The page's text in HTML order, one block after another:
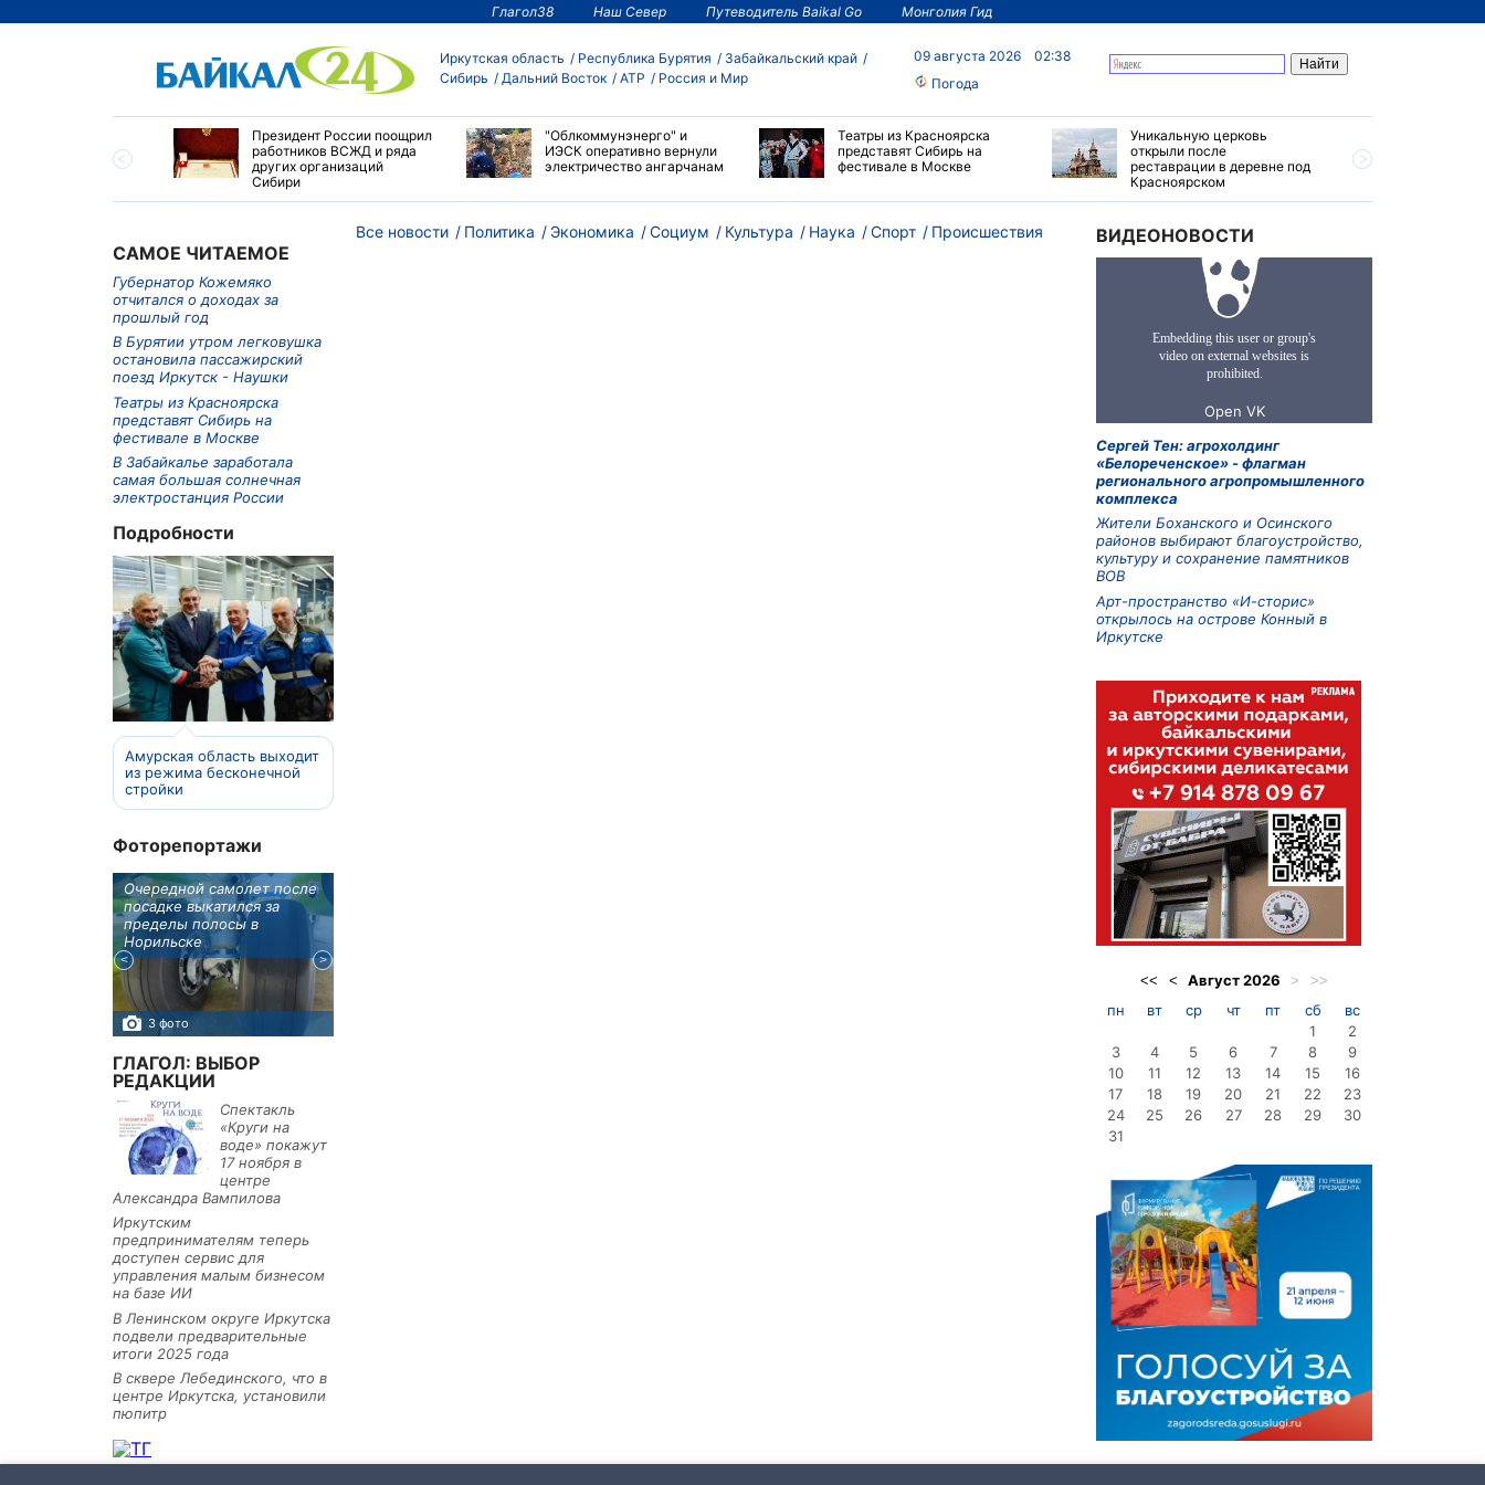
Глагол38 Наш Север Путеводитель Baikal Go Монголия Гид
Иркутская область Республика Бурятия
Забайкальский край
Сибирь
Дальний Восток АТР Россия и Мир
09 августа 2026
02:38
Погода
Президент России поощрил
работников ВСЖД и ряда
других организаций
Сибири
"Облкоммунэнерго" и
ИЭСК оперативно вернули
электричество ангарчанам
Театры из Красноярска
представят Сибирь на
фестивале в Москве
Уникальную церковь
открыли после
реставрации в деревне под
Красноярском
САМОЕ ЧИТАЕМОЕ
Губернатор Кожемяко
отчитался о доходах за
прошлый год
В Бурятии утром легковушка
остановила пассажирский
поезд Иркутск - Наушки
Театры из Красноярска
представят Сибирь на
фестивале в Москве
В Забайкалье заработала
самая большая солнечная
электростанция России
Подробности
Амурская область выходит
из режима бесконечной
стройки
Фоторепортажи
Очередной самолет после
посадке выкатился за
пределы полосы в
Норильске
3 фото
ГЛАГОЛ: ВЫБОР
РЕДАКЦИИ
Спектакль
«Круги на
воде» покажут
17 ноября в
центре
Александра Вампилова
Иркутским
предпринимателям теперь
доступен сервис для
управления малым бизнесом
на базе ИИ
В Ленинском округе Иркутска
подвели предварительные
итоги 2025 года
В сквере Лебединского, что в
центре Иркутска, установили
пюпитр
Все новости Политика Экономика Социум Культура Наука Спорт Происшествия ВИДЕОНОВОСТИ
Сергей Тен: агрохолдинг
«Белореченское» - флагман
регионального агропромышленного
комплекса
Жители Боханского и Осинского
районов выбирают благоустройство,
культуру и сохранение памятников
ВОВ
Арт-пространство «И-сторис»
открылось на острове Конный в
Иркутске
<< < Август2026 > >>
пн вт ср чт пт сб
вс
1
2
3
4 5 6 7 8
9
10
11 12 13 14 15
16
17
18 19 20 21 22
23
24
25 26 27 28 29
30
31